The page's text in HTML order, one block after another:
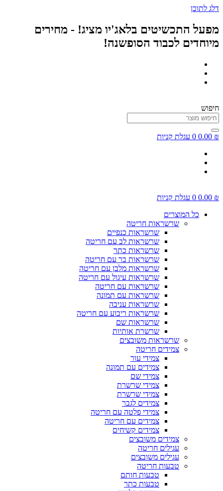
דלג לתוכן
מפעל התכשיטים בלאג'יו מציג! - מחירים
מיוחדים לכבוד הסופשנה!
חיפוש
0.00 ₪
0 עגלת קניות
0.00 ₪
0 עגלת קניות
כל המוצרים
שרשראות חריטה
שרשראות כנפיים
שרשראות לב עם חריטה
שרשראות כתר
שרשראות בר עם חריטה
שרשראות מלבן עם חריטה
שרשראות עיגול עם חריטה
שרשראות עם חריטה
שרשראות עם תמונה
שרשראות עניבה
שרשראות ריבוע עם חריטה
שרשראות שם
שרשרת אותיות
שרשראות משובצים
צמידים חריטה
צמידי עור
צמידים עם תמונה
צמידי שם
צמידי שרשרת
צמידי שרשרת
צמידים לגבר
צמידי פלטה עם חריטה
צמידים עם חריטה
צמידים קשיחים
צמידים משובצים
עגילים חריטה
עגילים משובצים
טבעות חריטה
טבעות חותם
טבעות כתר